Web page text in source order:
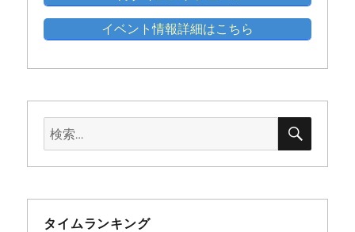
イベント情報詳細はこちら
検
索:
検
タイムランキング